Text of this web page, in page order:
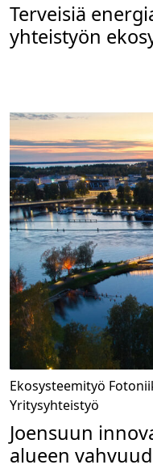
Terveisiä
yhteistyön
Ekosysteemityö
Yritysyhteistyö
Joensuun
alueen